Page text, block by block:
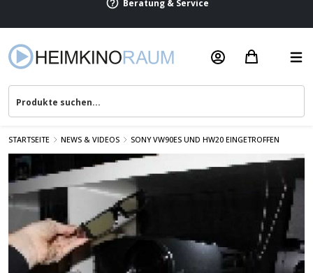
STARTSEITE NEWS & VIDEOS SONY VW90ES UND HW20 EINGETROFFEN